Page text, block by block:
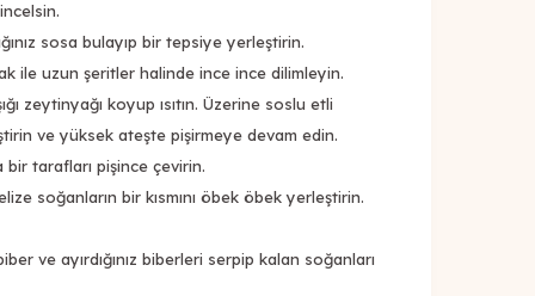
sosa bulayıp bir tepsiye yerleştirin.
ile uzun şeritler halinde ince ince dilimleyin.
zeytinyağı koyup ısıtın. Üzerine soslu etli
ve yüksek ateşte pişirmeye devam edin.
bir tarafları pişince çevirin.
soğanların bir kısmını öbek öbek yerleştirin.
ve ayırdığınız biberleri serpip kalan soğanları